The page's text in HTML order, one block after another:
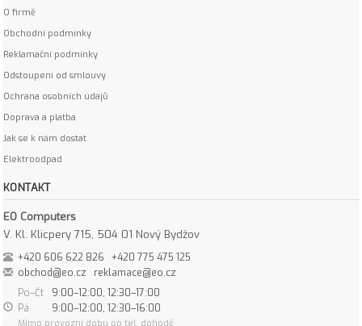
O firmě
Obchodní podmínky
Reklamační podmínky
Odstoupení od smlouvy
Ochrana osobních údajů
Doprava a platba
Jak se k nám dostat
Elektroodpad
KONTAKT
EO Computers
V. Kl. Klicpery 715, 504 01 Nový Bydžov
+420 606 622 826
+420 775 475 125
obchod@eo.cz
reklamace@eo.cz
Po–Čt
9:00–12:00, 12:30–17:00
Pá
9:00–12:00, 12:30–16:00
Mimo provozní dobu po tel. dohodě